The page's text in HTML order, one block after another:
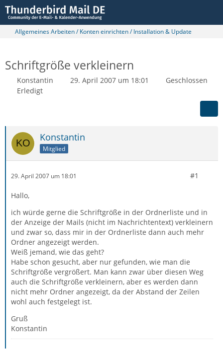
Allgemeines Arbeiten / Konten einrichten / Installation & Update
Schriftgröße verkleinern
Konstantin 29. April 2007 um 18:01
Geschlossen
Erledigt
Konstantin
Mitglied
29. April 2007 um 18:01 #1
Hallo,
ich würde gerne die Schriftgröße in der Ordnerliste und in
der Anzeige der Mails (nicht im Nachrichtentext) verkleinern
und zwar so, dass mir in der Ordnerliste dann auch mehr
Ordner angezeigt werden.
Weiß jemand, wie das geht?
Habe schon gesucht, aber nur gefunden, wie man die
Schriftgröße vergrößert. Man kann zwar über diesen Weg
auch die Schriftgröße verkleinern, aber es werden dann
nicht mehr Ordner angezeigt, da der Abstand der Zeilen
wohl auch festgelegt ist.
Gruß
Konstantin